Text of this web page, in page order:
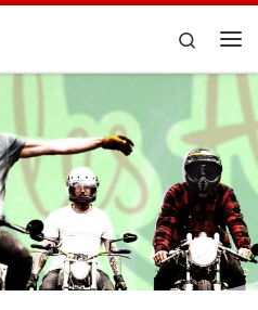
Search